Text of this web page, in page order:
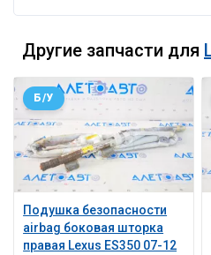
Другие запчасти для
Подушка безопасности
airbag боковая шторка
правая Lexus ES350 07-12
Б/У